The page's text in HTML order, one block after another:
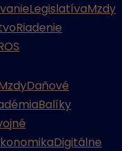
LegislatívaMzdy
Riadenie
Daňové
Balíky
Digitálne